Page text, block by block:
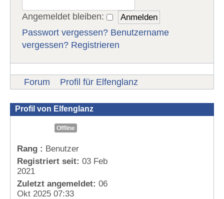
Angemeldet bleiben:
Passwort vergessen? Benutzername
vergessen? Registrieren
Forum Profil für Elfenglanz
Profil von Elfenglanz
Offline
Rang : Benutzer
Registriert seit: 03 Feb
2021
Zuletzt angemeldet: 06
Okt 2025 07:33